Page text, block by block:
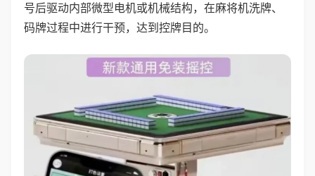
号后驱动内部微型电机或机械结构，在麻将机洗牌、
码牌过程中进行干预，达到控牌目的。